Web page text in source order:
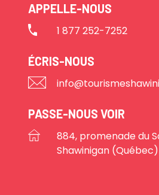
APPELLE-NOUS
1 877 252-7252
ÉCRIS-NOUS
PASSE-NOUS VOIR
884, promenade du
Shawinigan (Québec)